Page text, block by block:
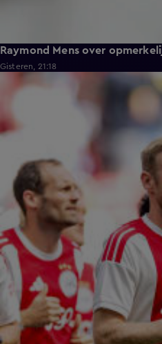
Raymond Mens over
Gisteren, 21:18